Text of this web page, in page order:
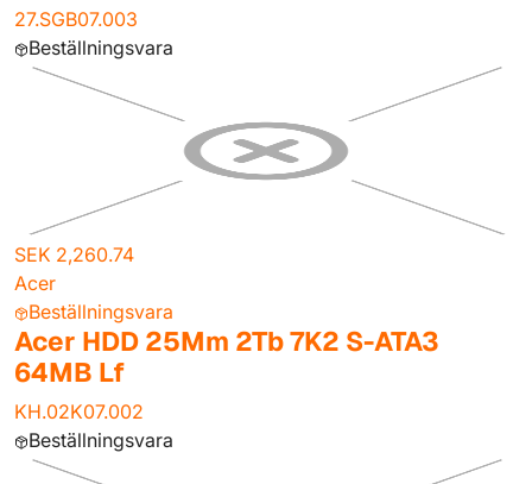
27.SGB07.003
Beställningsvara
SEK 2,260.74
Acer
Beställningsvara
Acer HDD 25Mm 2Tb 7K2 S-ATA3
64MB Lf
KH.02K07.002
Beställningsvara